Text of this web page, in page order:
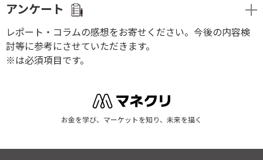
アンケート
レポート・コラムの感想をお寄せください。今後の内容検
討等に参考にさせていただきます。
※は必須項目です。
お金を学び、マーケットを知り、未来を描く